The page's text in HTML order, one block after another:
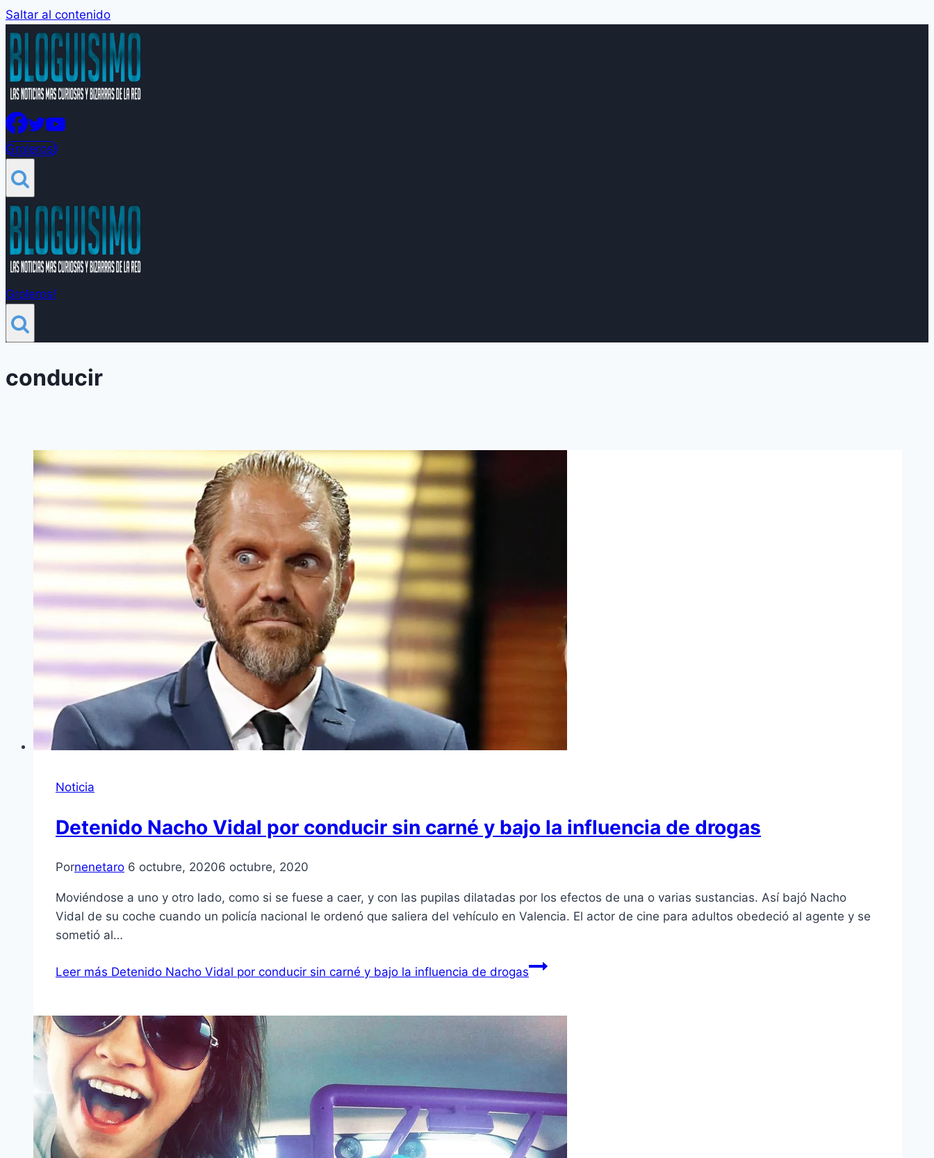
Saltar al contenido
Groleros!
Groleros!
conducir
Noticia
Detenido Nacho Vidal por conducir sin carné y bajo la influencia de drogas
Pornenetaro 6 octubre, 20206 octubre, 2020
Moviéndose a uno y otro lado, como si se fuese a caer, y con las pupilas dilatadas por los efectos de una o varias sustancias. Así bajó Nacho
Vidal de su coche cuando un policía nacional le ordenó que saliera del vehículo en Valencia. El actor de cine para adultos obedeció al agente y se
sometió al…
Leer más Detenido Nacho Vidal por conducir sin carné y bajo la influencia de drogas